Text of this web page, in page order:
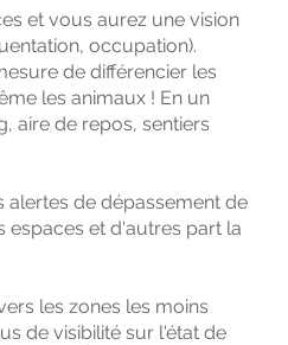
et vous aurez une vision
occupation).
de différencier les
les animaux ! En un
aire de repos, sentiers
de dépassement de
espaces et d'autres part la
les zones les moins
de visibilité sur l'état de